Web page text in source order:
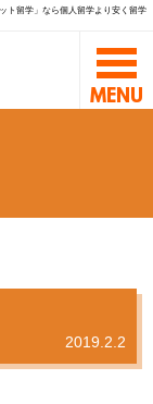
ト留学」なら個人留学より安く留学
2019.2.2